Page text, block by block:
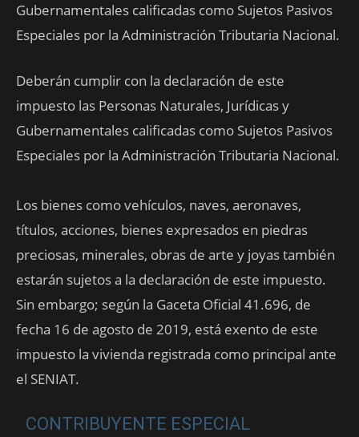
Gubernamentales calificadas como Sujetos Pasivos
Especiales por la Administración Tributaria Nacional.
Deberán cumplir con la declaración de este
impuesto las Personas Naturales, Jurídicas y
Gubernamentales calificadas como Sujetos Pasivos
Especiales por la Administración Tributaria Nacional.
Los bienes como vehículos, naves, aeronaves,
títulos, acciones, bienes expresados en piedras
preciosas, minerales, obras de arte y joyas también
estarán sujetos a la declaración de este impuesto.
Sin embargo; según la Gaceta Oficial 41.696, de
fecha 16 de agosto de 2019, está exento de este
impuesto la vivienda registrada como principal ante
el SENIAT.
CONTRIBUYENTE ESPECIAL